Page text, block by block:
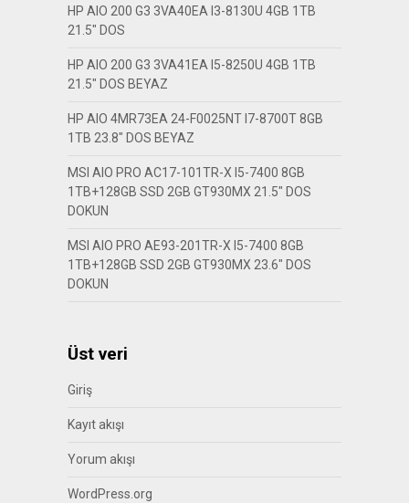
HP AIO 200 G3 3VA40EA I3-8130U 4GB 1TB
21.5″ DOS
HP AIO 200 G3 3VA41EA I5-8250U 4GB 1TB
21.5″ DOS BEYAZ
HP AIO 4MR73EA 24-F0025NT I7-8700T 8GB
1TB 23.8″ DOS BEYAZ
MSI AIO PRO AC17-101TR-X I5-7400 8GB
1TB+128GB SSD 2GB GT930MX 21.5″ DOS
DOKUN
MSI AIO PRO AE93-201TR-X I5-7400 8GB
1TB+128GB SSD 2GB GT930MX 23.6″ DOS
DOKUN
Üst veri
Giriş
Kayıt akışı
Yorum akışı
WordPress.org